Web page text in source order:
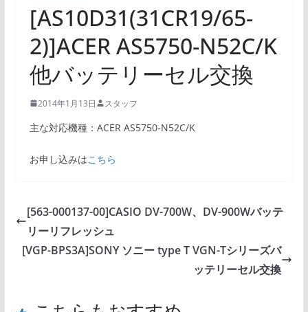
[AS10D31(31CR19/65-
2)]ACER AS5750-N52C/K
他バッテリーセル交換
2014年1月13日 スタッフ
主な対応機種：ACER AS5750-N52C/K
お申し込みはこちら
[563-000137-00]CASIO DV-700W、DV-900Wバッテ
リーリフレッシュ
[VGP-BPS3A]SONY ソニー type T VGN-Tシリーズバ
ッテリーセル交換